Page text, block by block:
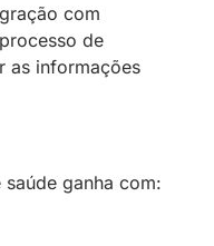
com
de
as informações
ganha com: